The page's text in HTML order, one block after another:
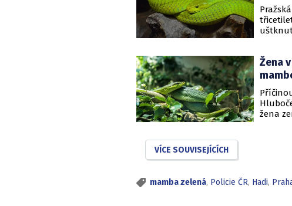
Žena
žena
VÍCE SOUVISEJÍCÍCH
mamba zelená, Policie ČR, Hadi,